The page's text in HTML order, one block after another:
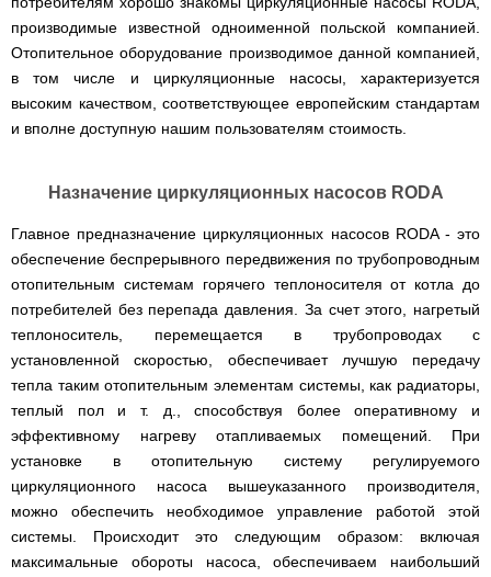
производимые известной одноименной польской компанией.
Отопительное оборудование производимое данной компанией,
в том числе и циркуляционные насосы, характеризуется
высоким качеством, соответствующее европейским стандартам
и вполне доступную нашим пользователям стоимость.
Назначение циркуляционных насосов RODA
Главное предназначение циркуляционных насосов RODA - это
обеспечение беспрерывного передвижения по трубопроводным
отопительным системам горячего теплоносителя от котла до
потребителей без перепада давления. За счет этого, нагретый
теплоноситель, перемещается в трубопроводах с
установленной скоростью, обеспечивает лучшую передачу
тепла таким отопительным элементам системы, как радиаторы,
теплый пол и т. д., способствуя более оперативному и
эффективному нагреву отапливаемых помещений. При
установке в отопительную систему регулируемого
циркуляционного насоса вышеуказанного производителя,
можно обеспечить необходимое управление работой этой
системы. Происходит это следующим образом: включая
максимальные обороты насоса, обеспечиваем наибольший